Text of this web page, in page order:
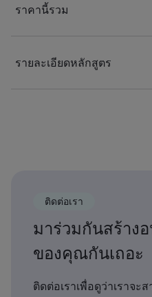
ราคานี้รวม
รายละเอียดหลักสูตร
ติดต่อเรา
มาร่วมกันสร้าง
ของคุณกันเถอะ
ติดต่อเราเพื่อดูว่าเราจ